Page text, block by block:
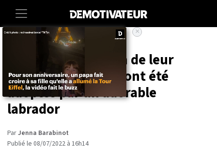
Societe Animaux
Après la disparition de leur
mère, 15 canetons ont été
adoptés par un adorable
labrador
ParJenna Barabinot
Publié le 08/07/2022 à 16h14
×